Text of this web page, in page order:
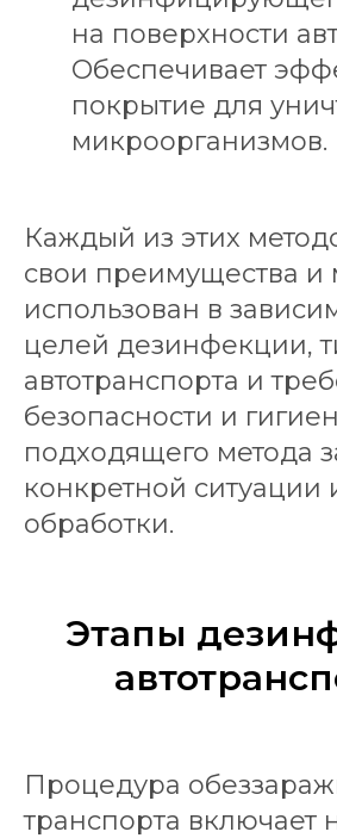
на поверхности
Обеспечивает
покрытие для
микроорганизмов.
Каждый из этих
свои преимущества и
использован в
целей дезинфекции,
автотранспорта и
безопасности и
подходящего метода
конкретной ситуации
обработки.
Этапы
Процедура
транспорта включает